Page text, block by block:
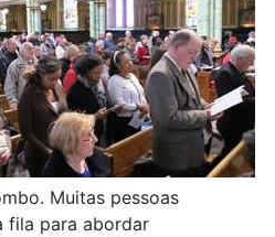
Muitas pessoas
fila para abordar